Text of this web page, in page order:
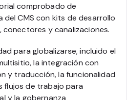
comprobado de
CMS con kits de desarrollo
conectores y canalizaciones.
para globalizarse, incluido el
la integración con
y traducción, la funcionalidad
flujos de trabajo para
y la gobernanza